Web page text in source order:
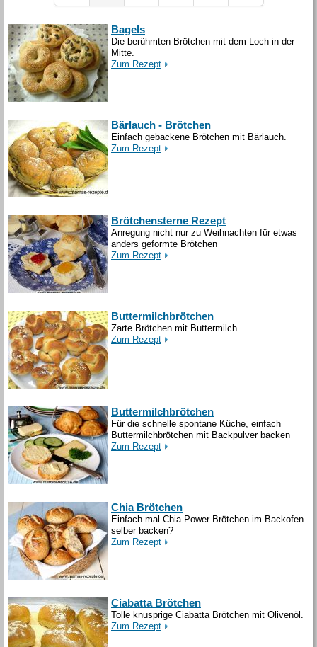
Bagels
Die berühmten Brötchen mit dem Loch in der
Mitte.
Zum Rezept
Bärlauch - Brötchen
Einfach gebackene Brötchen mit Bärlauch.
Zum Rezept
Brötchensterne Rezept
Anregung nicht nur zu Weihnachten für etwas
anders geformte Brötchen
Zum Rezept
Buttermilchbrötchen
Zarte Brötchen mit Buttermilch.
Zum Rezept
Buttermilchbrötchen
Für die schnelle spontane Küche, einfach
Buttermilchbrötchen mit Backpulver backen
Zum Rezept
Chia Brötchen
Einfach mal Chia Power Brötchen im Backofen
selber backen?
Zum Rezept
Ciabatta Brötchen
Tolle knusprige Ciabatta Brötchen mit Olivenöl.
Zum Rezept